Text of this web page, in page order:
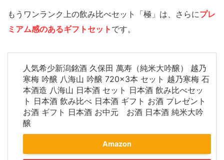
もうワンランク上の飲み比べセット「極」は、さらにプレ
ミアム感のあるギフトセット です。
人気希少新潟銘酒 久保田 萬寿（純米大吟醸） 越乃
寒梅 吟醸 八海山 吟醸 720×3本 セット 越乃寒梅 石
本酒造 八海山 日本酒 セット 日本酒 飲み比べセッ
ト 日本酒 飲み比べ 日本酒 ギフト お酒 プレゼント
お酒 ギフト 日本酒 お中元 お酒 日本酒 純米大吟
醸
Amazon